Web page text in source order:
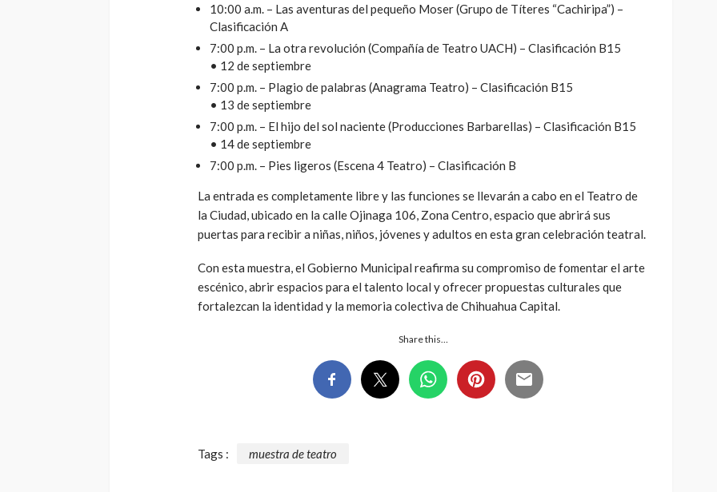
10:00 a.m. – Las aventuras del pequeño Moser (Grupo de Títeres “Cachiripa”) –
Clasificación A
7:00 p.m. – La otra revolución (Compañía de Teatro UACH) – Clasificación B15
• 12 de septiembre
7:00 p.m. – Plagio de palabras (Anagrama Teatro) – Clasificación B15
• 13 de septiembre
7:00 p.m. – El hijo del sol naciente (Producciones Barbarellas) – Clasificación B15
• 14 de septiembre
7:00 p.m. – Pies ligeros (Escena 4 Teatro) – Clasificación B
La entrada es completamente libre y las funciones se llevarán a cabo en el Teatro de
la Ciudad, ubicado en la calle Ojinaga 106, Zona Centro, espacio que abrirá sus
puertas para recibir a niñas, niños, jóvenes y adultos en esta gran celebración teatral.
Con esta muestra, el Gobierno Municipal reafirma su compromiso de fomentar el arte
escénico, abrir espacios para el talento local y ofrecer propuestas culturales que
fortalezcan la identidad y la memoria colectiva de Chihuahua Capital.
Share this…
Tags : muestra de teatro